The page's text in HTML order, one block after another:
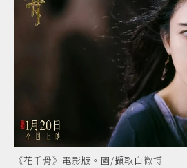
《花千骨》電影版。圖/擷取自微博